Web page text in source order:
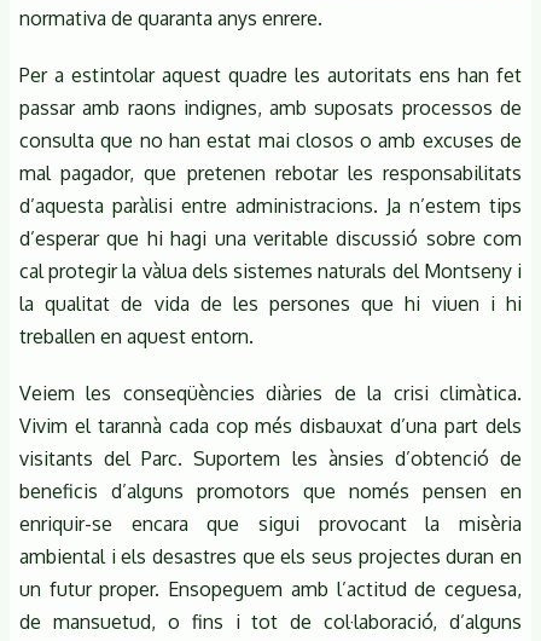
normativa de quaranta anys enrere.
Per a estintolar aquest quadre les autoritats ens han fet
passar amb raons indignes, amb suposats processos de
consulta que no han estat mai closos o amb excuses de
mal pagador, que pretenen rebotar les responsabilitats
d’aquesta paràlisi entre administracions. Ja n’estem tips
d’esperar que hi hagi una veritable discussió sobre com
cal protegir la vàlua dels sistemes naturals del Montseny i
la qualitat de vida de les persones que hi viuen i hi
treballen en aquest entorn.
Veiem les conseqüències diàries de la crisi climàtica.
Vivim el tarannà cada cop més disbauxat d’una part dels
visitants del Parc. Suportem les ànsies d’obtenció de
beneficis d’alguns promotors que només pensen en
enriquir-se encara que sigui provocant la misèria
ambiental i els desastres que els seus projectes duran en
un futur proper. Ensopeguem amb l’actitud de ceguesa,
de mansuetud, o fins i tot de col·laboració, d’alguns